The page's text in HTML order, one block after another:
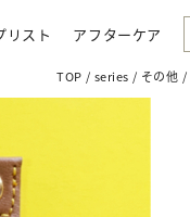
リスト アフターケア
TOP series その他